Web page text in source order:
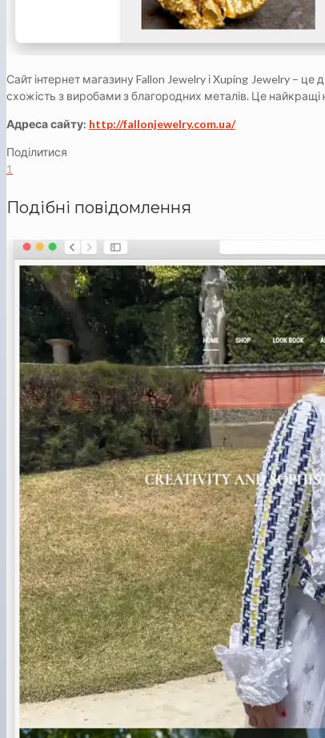
Сайт інтернет магазину Fallon Jewelry і Xuping Jewelry –
схожість з виробами з благородних металів. Це найкращі
Адреса сайту: http://fallonjewelry.com.ua/
Поділитися
1
Подібні повідомлення